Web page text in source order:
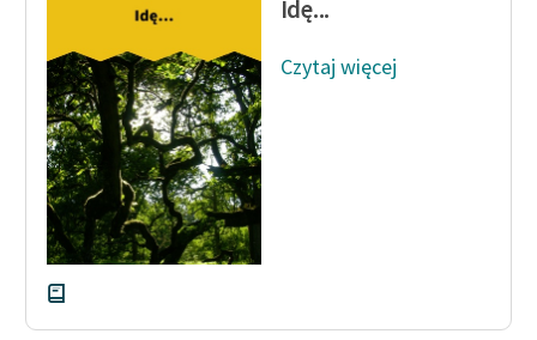
Kontakt
O projekcie
Zespół
Zasady wykorzystania
Wolnych Lektur
Logotypy
Idę...
Czytaj więcej